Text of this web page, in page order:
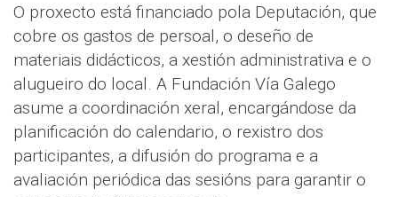
O proxecto está financiado pola Deputación, que
cobre os gastos de persoal, o deseño de
materiais didácticos, a xestión administrativa e o
alugueiro do local. A Fundación Vía Galego
asume a coordinación xeral, encargándose da
planificación do calendario, o rexistro dos
participantes, a difusión do programa e a
avaliación periódica das sesións para garantir o